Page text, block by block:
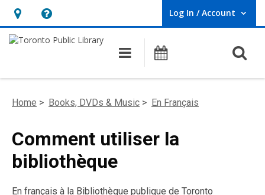
Hours
&
opens
overlay
Help,
opens
overlay
Log In / Account
User Log In / Account.
Main navigation
Programs
Home > Books, DVDs & Music > En Français
Comment utiliser la
bibliothèque
En français à la Bibliothèque publique de Toronto